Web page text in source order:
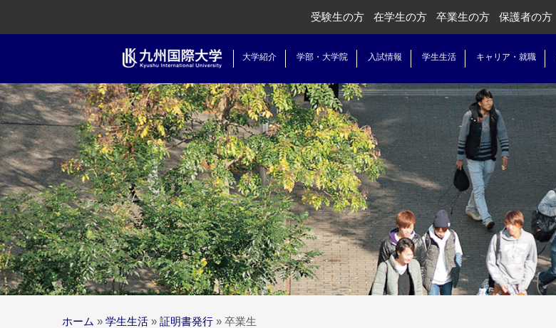
受験生の方 在学生の方 卒業生の方 保護者の方
大学紹介 学部・大学院 入試情報 学生生活 キャリア・就職
ホーム » 学生生活 » 証明書発行 » 卒業生